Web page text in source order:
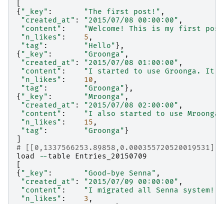
{ "_key" : "The first post!" ,
"created_at" : "2015/07/08 00:00:00" ,
"content" :
"Welcome! This is my first
"n_likes" : 5 ,
"tag" : "Hello" },
{ "_key" : "Groonga" ,
"created_at" : "2015/07/08 01:00:00" ,
"content" :
"I started to use Groonga.
"n_likes" : 10 ,
"tag" : "Groonga" },
{ "_key" : "Mroonga" ,
"created_at" : "2015/07/08 02:00:00" ,
"content" :
"I also started to use
"n_likes" : 15 ,
"tag" : "Groonga" }
#
load
-- table
Entries_20150709
{ "_key" : "Good-bye Senna" ,
"created_at" : "2015/07/09 00:00:00" ,
"content" : "I migrated all Senna system!"
"n_likes" : 3 ,